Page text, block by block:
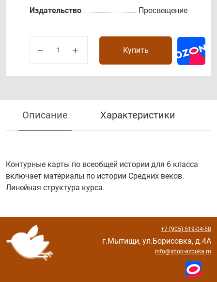
Издательство
Просвещение
Купить
Описание Характеристики
Контурные карты по всеобщей истории для 6 класса
включает материалы по истории Средних веков.
Линейная структура курса.
+7 (905) 519-04-58
г.Мытищи, ул.Борисовка, д.4А
info@shop-azbuka.ru